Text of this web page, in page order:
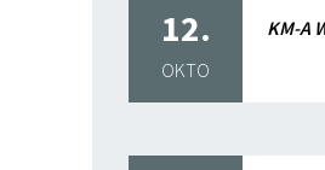
12.
OKTO
KM-A